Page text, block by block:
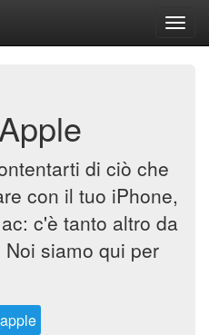
di ciò che
con il tuo iPhone,
c'è tanto altro da
siamo qui per